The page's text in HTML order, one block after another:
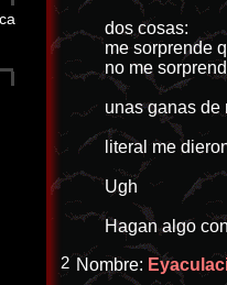
dos cosas:
me sorprende
no me
unas ganas de
literal me
Ugh
Hagan algo
2 Nombre: